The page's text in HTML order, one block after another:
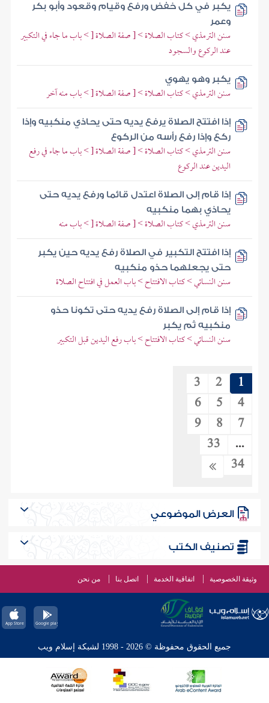
يكبر في كل خفض ورفع وقيام وقعود وأبو بكر
وعمر
سنن الترمذي > كتاب الصلاة > [ صفة الصلاة [ > باب ما جاء في التكبير
عند الركوع والسجود
يكبر وهو يهوي
سنن الترمذي > كتاب الصلاة > [ صفة الصلاة [ > باب منه آخر
إذا افتتح الصلاة يرفع يديه حتى يحاذي منكبيه وإذا
ركع وإذا رفع رأسه من الركوع
سنن الترمذي > كتاب الصلاة > [ صفة الصلاة [ > باب ما جاء في رفع
اليدين عند الركوع
إذا قام إلى الصلاة اعتدل قائما ورفع يديه حتى
يحاذي بهما منكبيه
سنن الترمذي > كتاب الصلاة > [ صفة الصلاة [ > باب منه
إذا افتتح التكبير في الصلاة رفع يديه حين يكبر
حتى يجعلهما حذو منكبيه
سنن النسائي > كتاب الافتتاح > باب العمل في افتتاح الصلاة
إذا قام إلى الصلاة رفع يديه حتى تكونا حذو
منكبيه ثم يكبر
سنن النسائي > كتاب الافتتاح > باب رفع اليدين قبل التكبير
1
2
3
4
5
6
7
8
9
...
33
34
العرض الموضوعي
تصنيف الكتب
وثيقة الخصوصية اتفاقية الخدمة اتصل بنا من نحن
جميع الحقوق محفوظة © 2026 - 1998 لشبكة إسلام ويب